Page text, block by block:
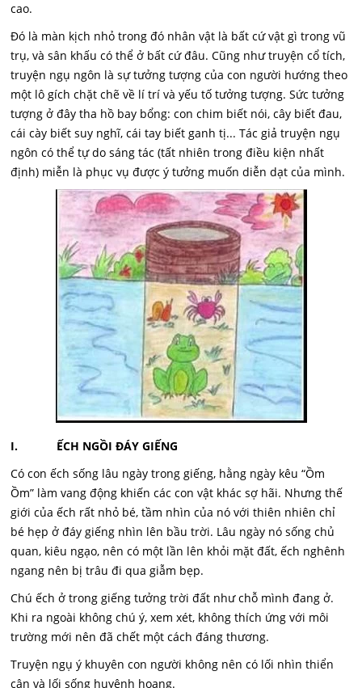
cao.
Đó là màn kịch nhỏ trong đó nhân vật là bất cứ vật gì trong vũ
trụ, và sân khấu có thể ở bất cứ đâu. Cũng như truyện cổ tích,
truyện ngụ ngôn là sự tưởng tượng của con người hướng theo
một lô gích chặt chẽ về lí trí và yếu tố tưởng tượng. Sức tưởng
tượng ở đây tha hồ bay bổng: con chim biết nói, cây biết đau,
cái cày biết suy nghĩ, cái tay biết ganh tị... Tác giả truyện ngụ
ngôn có thể tự do sáng tác (tất nhiên trong điều kiện nhất
định) miễn là phục vụ được ý tưởng muốn diễn dạt của mình.
I. ẾCH NGỒI ĐÁY GIẾNG
Có con ếch sống lâu ngày trong giếng, hằng ngày kêu “Ồm
Ồm” làm vang động khiến các con vật khác sợ hãi. Nhưng thế
giới của ếch rất nhỏ bé, tầm nhìn của nó với thiên nhiên chỉ
bé hẹp ở đáy giếng nhìn lên bầu trời. Lâu ngày nó sống chủ
quan, kiêu ngạo, nên có một lần lên khỏi mặt đất, ếch nghênh
ngang nên bị trâu đi qua giẫm bẹp.
Chú ếch ở trong giếng tưởng trời đất như chỗ mình đang ở.
Khi ra ngoài không chú ý, xem xét, không thích ứng với môi
trường mới nên đã chết một cách đáng thương.
Truyện ngụ ý khuyên con người không nên có lối nhìn thiển
cận và lối sống huyênh hoang.